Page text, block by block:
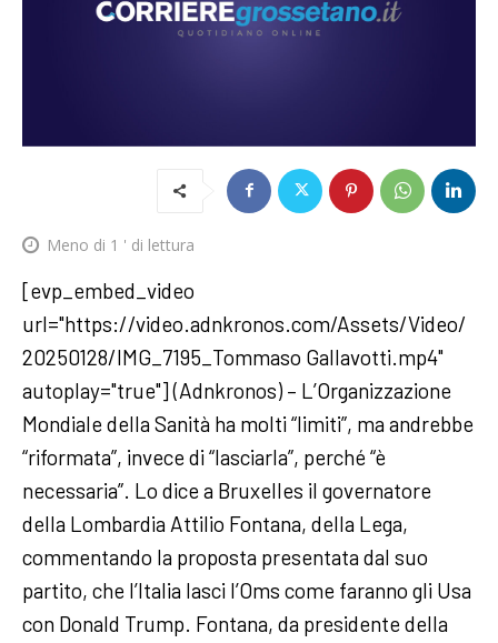
Meno di 1 ' di lettura
[evp_embed_video
url="https://video.adnkronos.com/Assets/Video/
20250128/IMG_7195_Tommaso Gallavotti.mp4"
autoplay="true"] (Adnkronos) – L’Organizzazione
Mondiale della Sanità ha molti “limiti”, ma andrebbe
“riformata”, invece di “lasciarla”, perché “è
necessaria”. Lo dice a Bruxelles il governatore
della Lombardia Attilio Fontana, della Lega,
commentando la proposta presentata dal suo
partito, che l’Italia lasci l’Oms come faranno gli Usa
con Donald Trump. Fontana, da presidente della